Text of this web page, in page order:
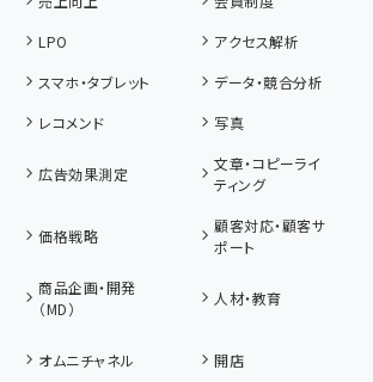
LPO
アクセス解析
スマホ・タブレット
データ・競合分析
レコメンド
写真
広告効果測定
文章・コピーライ
ティング
価格戦略
顧客対応・顧客サ
ポート
商品企画・開発
（MD）
人材・教育
オムニチャネル 開店